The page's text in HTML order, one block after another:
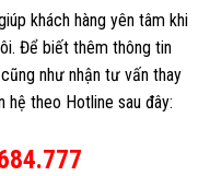
khách hàng yên tâm khi
Để biết thêm thông tin
như nhận tư vấn thay
hệ theo Hotline sau đây: